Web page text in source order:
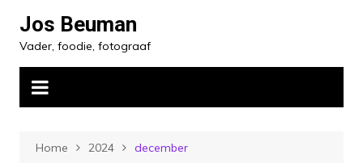
naar
inhoud
Jos Beuman
Vader, foodie, fotograaf
Home 2024 december